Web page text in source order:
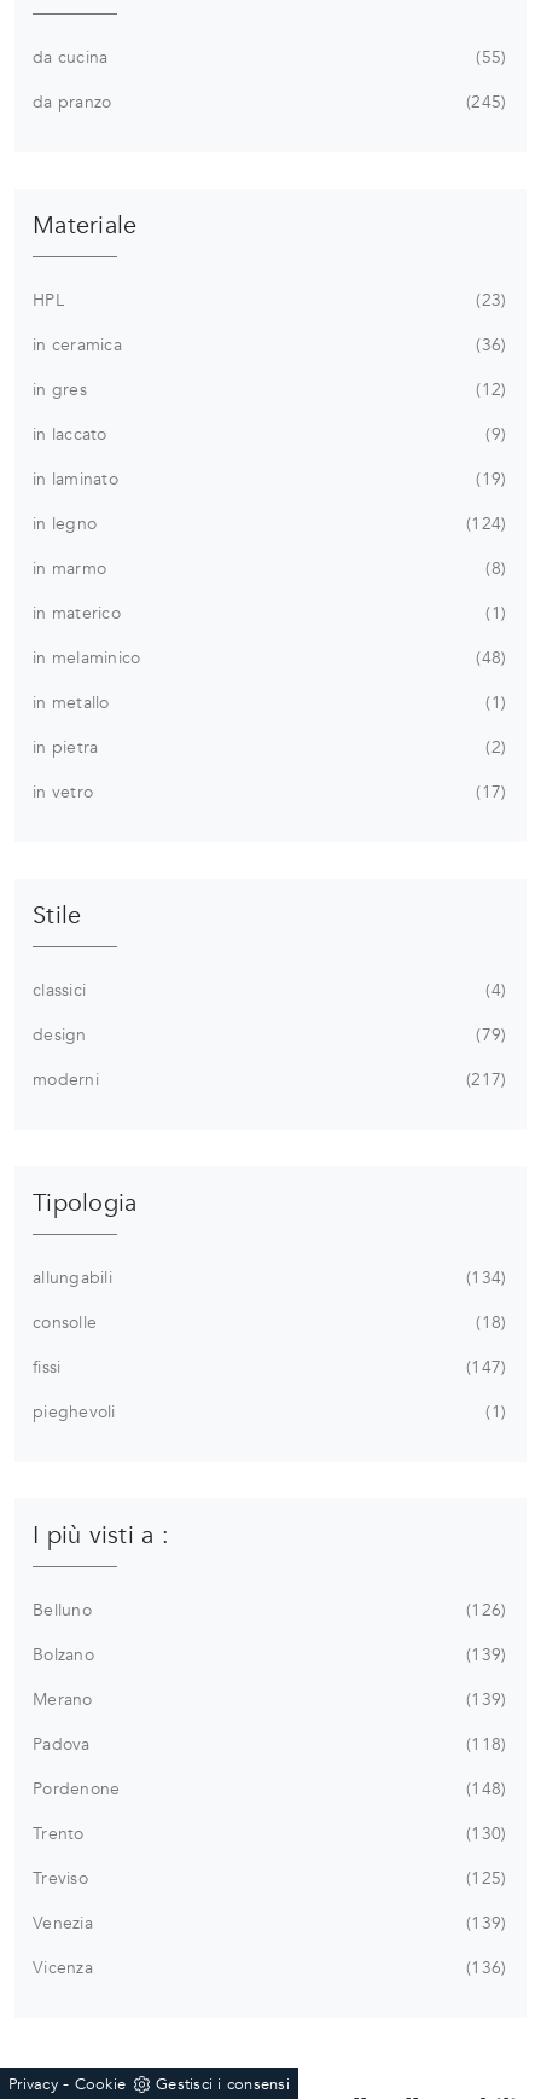
da cucina
55
da pranzo
245
Materiale
HPL
23
in ceramica
36
in gres
12
in laccato
9
in laminato
19
in legno
124
in marmo
8
in materico
1
in melaminico
48
in metallo
1
in pietra
2
in vetro
17
Stile
classici
4
design
79
moderni
217
Tipologia
allungabili
134
consolle
18
fissi
147
pieghevoli
1
I più visti a :
Belluno
126
Bolzano
139
Merano
139
Padova
118
Pordenone
148
Trento
130
Treviso
125
Venezia
139
Vicenza
136
Privacy- Cookie Gestisci i consensi